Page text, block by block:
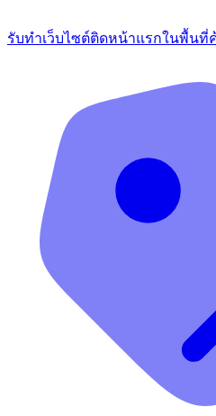
รับทำเว็บไซต์ติดหน้าแรกในพื้นที่